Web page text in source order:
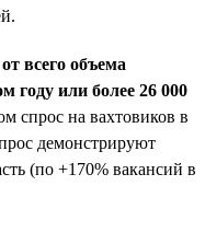
всего объема
году или более 26 000
спрос на вахтовиков в
демонстрируют
(по +170% вакансий в